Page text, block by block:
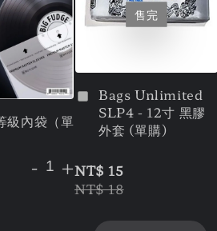
級內袋（單
- +
售完
Bags Unlimited
SLP4 - 12寸 黑膠
外套 (單購)
NT$ 15
NT$ 18